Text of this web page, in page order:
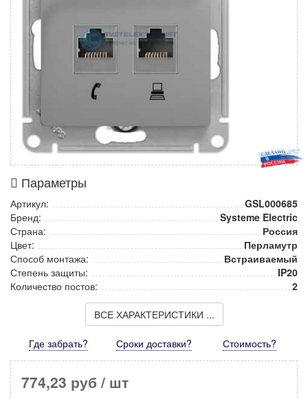
Параметры
Артикул:
GSL000685
Бренд:
Systeme Electric
Страна:
Россия
Цвет:
Перламутр
Способ монтажа:
Встраиваемый
Степень защиты:
IP20
Количество постов:
2
ВСЕ ХАРАКТЕРИСТИКИ ...
Где забрать? Сроки доставки? Стоимость?
774,23 руб / шт